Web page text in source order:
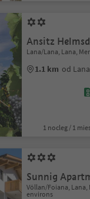
Ansitz
Lana/Lana, Lana,
1.1 km od
1 nocleg / 1
Sunnig
Völlan/Foiana,
environs